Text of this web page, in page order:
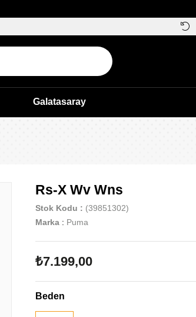
Galatasaray
Rs-X Wv Wns
Stok Kodu
(39851302)
Marka : Puma
₺7.199,00
Beden